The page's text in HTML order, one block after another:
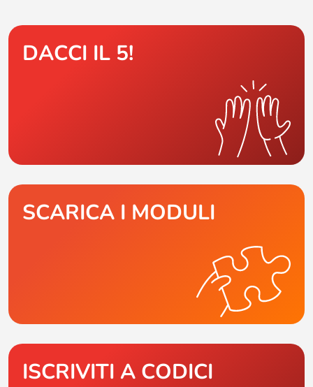
DACCI IL 5!
SCARICA I MODULI
ISCRIVITI A CODICI